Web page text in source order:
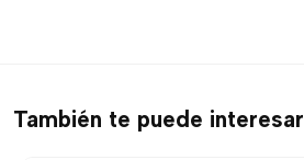
También te puede interesar